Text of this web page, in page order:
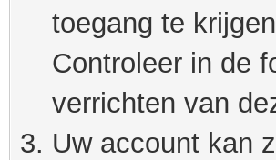
toegang te
Controleer in de
verrichten van
Uw account kan